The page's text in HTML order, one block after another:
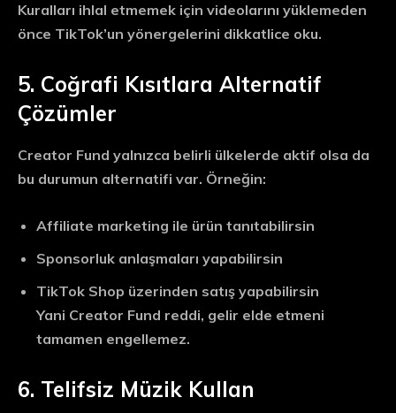
Kuralları ihlal etmemek için videolarını yüklemeden
önce TikTok’un yönergelerini dikkatlice oku.
5. Coğrafi Kısıtlara Alternatif
Çözümler
Creator Fund yalnızca belirli ülkelerde aktif olsa da
bu durumun alternatifi var. Örneğin:
Affiliate marketing ile ürün tanıtabilirsin
Sponsorluk anlaşmaları yapabilirsin
TikTok Shop üzerinden satış yapabilirsin
Yani Creator Fund reddi, gelir elde etmeni
tamamen engellemez.
6. Telifsiz Müzik Kullan